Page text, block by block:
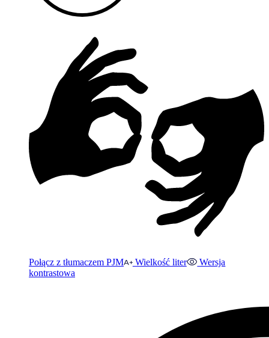
Połącz z tłumaczem PJM Wielkość liter
Wersja
kontrastowa